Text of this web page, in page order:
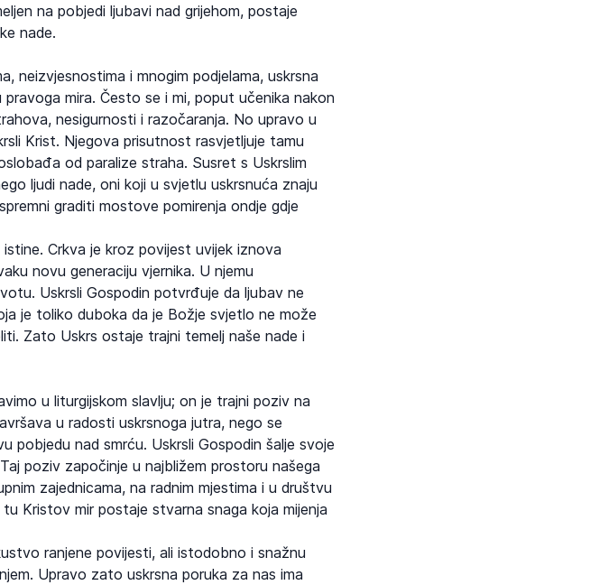
na pobjedi ljubavi nad grijehom, postaje
nade.
neizvjesnostima i mnogim podjelama, uskrsna
mira. Često se i mi, poput učenika nakon
nesigurnosti i razočaranja. No upravo u
Krist. Njegova prisutnost rasvjetljuje tamu
od paralize straha. Susret s Uskrslim
ljudi nade, oni koji u svjetlu uskrsnuća znaju
graditi mostove pomirenja ondje gdje
Crkva je kroz povijest uvijek iznova
novu generaciju vjernika. U njemu
Uskrsli Gospodin potvrđuje da ljubav ne
je toliko duboka da je Božje svjetlo ne može
Zato Uskrs ostaje trajni temelj naše nade i
u liturgijskom slavlju; on je trajni poziv na
u radosti uskrsnoga jutra, nego se
pobjedu nad smrću. Uskrsli Gospodin šalje svoje
poziv započinje u najbližem prostoru našega
zajednicama, na radnim mjestima i u društvu
Kristov mir postaje stvarna snaga koja mijenja
ranjene povijesti, ali istodobno i snažnu
Upravo zato uskrsna poruka za nas ima